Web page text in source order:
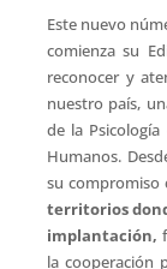
Este nuevo
comienza su
reconocer y
nuestro país,
de la Psicología
Humanos.
su compromiso
territorios
implantación,
la cooperación